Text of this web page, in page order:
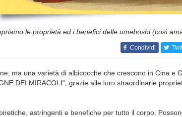
le proprietà ed i benefici delle umeboshi (così
Condividi
ma una varietà di albicocche che crescono in Cina e
DEI MIRACOLI", grazie alle loro straordinarie
astringenti e benefiche per tutto il corpo.